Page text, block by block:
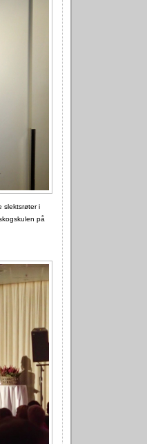
slektsrøter i
på